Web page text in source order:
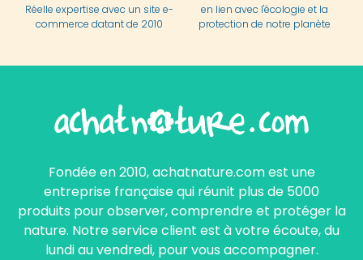
Réelle expertise avec un site e-
commerce datant de 2010
en lien avec l'écologie et la
protection de notre planète
Fondée en 2010, achatnature.com est une
entreprise française qui réunit plus de 5000
produits pour observer, comprendre et protéger la
nature. Notre service client est à votre écoute, du
lundi au vendredi, pour vous accompagner.